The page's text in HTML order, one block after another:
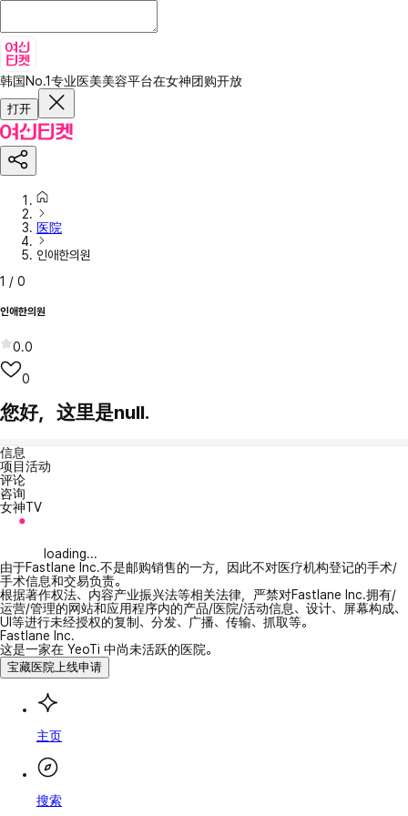
韩国No.1专业医美美容平台在女神团购开放
打开
医院
인애한의원
1 / 0
인애한의원
0.0
0
您好，这里是null.
信息
项目活动
评论
咨询
女神TV
loading...
由于Fastlane Inc.不是邮购销售的一方，因此不对医疗机构登记的手术/
手术信息和交易负责。
根据著作权法、内容产业振兴法等相关法律，严禁对Fastlane Inc.拥有/
运营/管理的网站和应用程序内的产品/医院/活动信息、设计、屏幕构成、
UI等进行未经授权的复制、分发、广播、传输、抓取等。
Fastlane Inc.
这是一家在 YeoTi 中尚未活跃的医院。
宝藏医院上线申请
主页
搜索